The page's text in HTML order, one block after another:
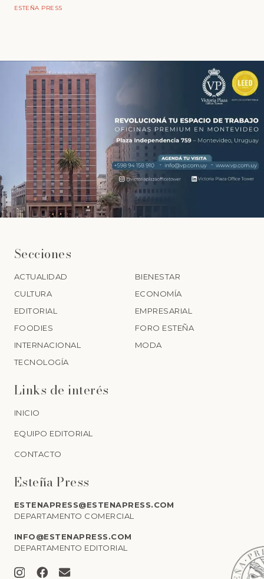
ESTEÑA PRESS
Secciones
ACTUALIDAD
BIENESTAR
CULTURA
ECONOMÍA
EDITORIAL
EMPRESARIAL
FOODIES
FORO ESTEÑA
INTERNACIONAL
MODA
TECNOLOGÍA
Links de interés
INICIO
EQUIPO EDITORIAL
CONTACTO
Esteña Press
ESTENAPRESS@ESTENAPRESS.COM
DEPARTAMENTO COMERCIAL
INFO@ESTENAPRESS.COM
DEPARTAMENTO EDITORIAL